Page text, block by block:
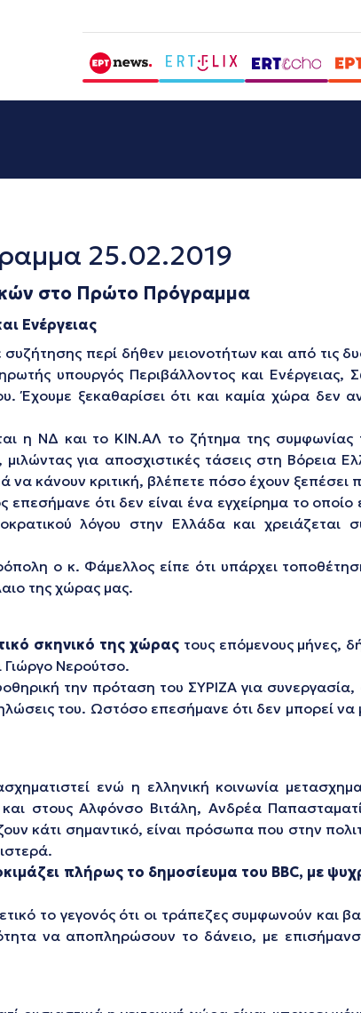
25.02.2019
στο Πρώτο Πρόγραμμα
Ενέργειας
περί δήθεν μειονοτήτων και από τις
υπουργός Περιβάλλοντος και
ξεκαθαρίσει ότι και καμία χώρα δεν
η ΝΔ και το ΚΙΝ.ΑΛ το ζήτημα της
για αποσχιστικές τάσεις στη Βόρεια
κάνουν κριτική, βλέπετε πόσο έχουν ξεπέσει
ότι δεν είναι ένα εγχείρημα το οποίο
λόγου στην Ελλάδα και χρειάζεται
ο κ. Φάμελλος είπε ότι υπάρχει
της χώρας μας.
σκηνικό της χώραςτους επόμενους μήνες,
Νερούτσο.
την πρόταση του ΣΥΡΙΖΑ για συνεργασία,
του. Ωστόσο επεσήμανε ότι δεν μπορεί
ενώ η ελληνική κοινωνία
στους Αλφόνσο Βιτάλη, Ανδρέα
κάτι σημαντικό, είναι πρόσωπα που στην
πλήρως το δημοσίευμα του BBC, με
το γεγονός ότι οι τράπεζες συμφωνούν και
να αποπληρώσουν το δάνειο, με